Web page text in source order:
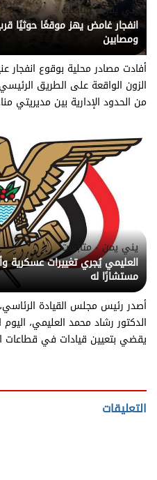
يني يمن - متابعات
انفجار غامض يهز موقعًا حوثيًا
ومصابين
أفادت مصادر محلية بوقوع انفجار
الزون الواقعة على الطريق
من الحدود الإدارية بين مديريتي
يني يمن - متابعات
العليمي يُجري تغييرات عسكرية
مستشارًا له
أصدر رئيس مجلس القيادة
الدكتور رشاد محمد العليمي، اليوم
يقضي بتعيين قيادات في قطاعات
التعليقات